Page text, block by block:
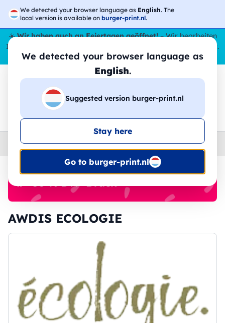
We detected your browser language as English. The
local version is available on burger-print.nl.
We detected your browser language as
English.
Suggested version burger-print.nl
Stay here
Go to burger-print.nl
☀️Wir haben auch an Feiertagen geöffnet!– Wir bearbeiten
Ihre Bestellungen den ganzen Sommer über,
sogar im August.
😎🌴
🔎
Home › Brands › AWDIS ECOLOGIE
🔥 -30 % DTF-Druck
AWDIS ECOLOGIE